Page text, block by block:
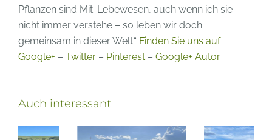
Pflanzen sind Mit-Lebewesen, auch wenn ich sie
nicht immer verstehe – so leben wir doch
gemeinsam in dieser Welt.“ Finden Sie uns auf
Google+ – Twitter – Pinterest – Google+ Autor
Auch interessant